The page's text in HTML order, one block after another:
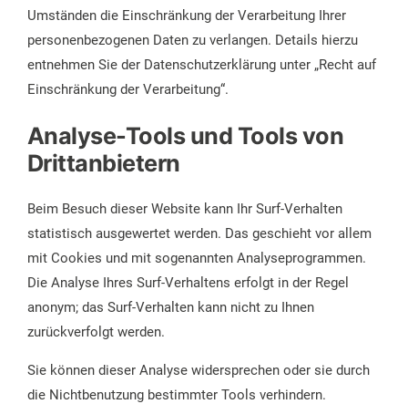
Umständen die Einschränkung der Verarbeitung Ihrer
personenbezogenen Daten zu verlangen. Details hierzu
entnehmen Sie der Datenschutzerklärung unter „Recht auf
Einschränkung der Verarbeitung“.
Analyse-Tools und Tools von
Drittanbietern
Beim Besuch dieser Website kann Ihr Surf-Verhalten
statistisch ausgewertet werden. Das geschieht vor allem
mit Cookies und mit sogenannten Analyseprogrammen.
Die Analyse Ihres Surf-Verhaltens erfolgt in der Regel
anonym; das Surf-Verhalten kann nicht zu Ihnen
zurückverfolgt werden.
Sie können dieser Analyse widersprechen oder sie durch
die Nichtbenutzung bestimmter Tools verhindern.